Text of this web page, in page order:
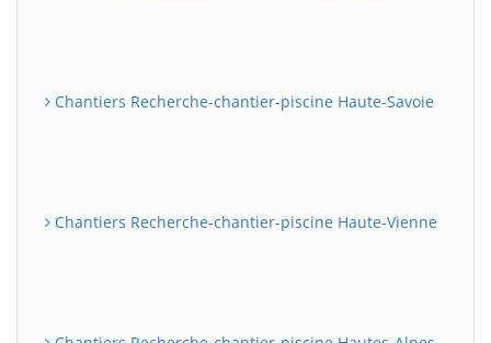
Chantiers Recherche-chantier-piscine Haute-Savoie
Chantiers Recherche-chantier-piscine Haute-Vienne